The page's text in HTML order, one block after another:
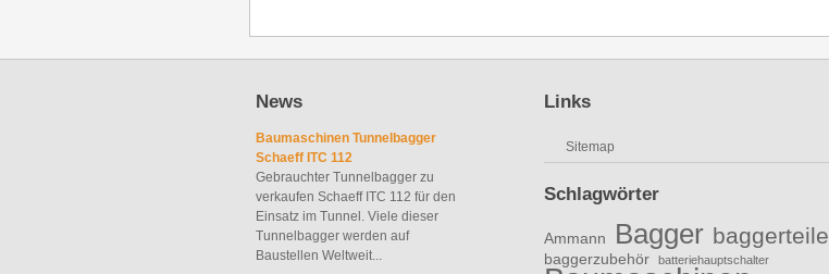
News
Baumaschinen Tunnelbagger
Schaeff ITC 112
Gebrauchter Tunnelbagger zu
verkaufen Schaeff ITC 112 für den
Einsatz im Tunnel. Viele dieser
Tunnelbagger werden auf
Baustellen Weltweit...
Links
Sitemap
Schlagwörter
Ammann Bagger baggerteile
baggerzubehör batteriehauptschalter